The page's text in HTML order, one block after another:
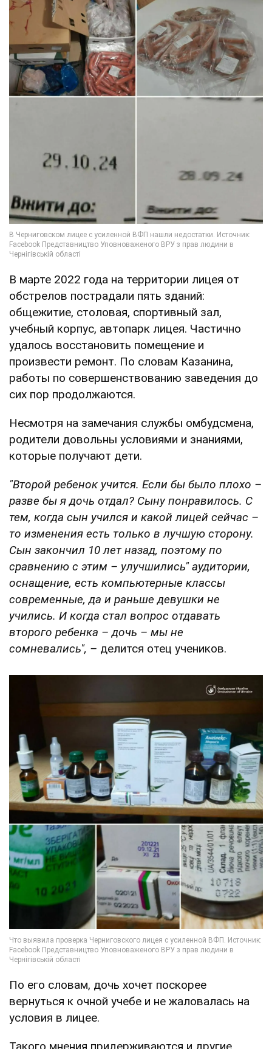
В марте 2022 года на территории лицея от
обстрелов пострадали пять зданий:
общежитие, столовая, спортивный зал,
учебный корпус, автопарк лицея. Частично
удалось восстановить помещение и
произвести ремонт. По словам Казанина,
работы по совершенствованию заведения до
сих пор продолжаются.
Несмотря на замечания службы омбудсмена,
родители довольны условиями и знаниями,
которые получают дети.
"Второй ребенок учится. Если бы было плохо –
разве бы я дочь отдал? Сыну понравилось. С
тем, когда сын учился и какой лицей сейчас –
то изменения есть только в лучшую сторону.
Сын закончил 10 лет назад, поэтому по
сравнению с этим – улучшились" аудитории,
оснащение, есть компьютерные классы
современные, да и раньше девушки не
учились. И когда стал вопрос отдавать
второго ребенка – дочь – мы не
сомневались", – делится отец учеников.
По его словам, дочь хочет поскорее
вернуться к очной учебе и не жаловалась на
условия в лицее.
Такого мнения придерживаются и другие